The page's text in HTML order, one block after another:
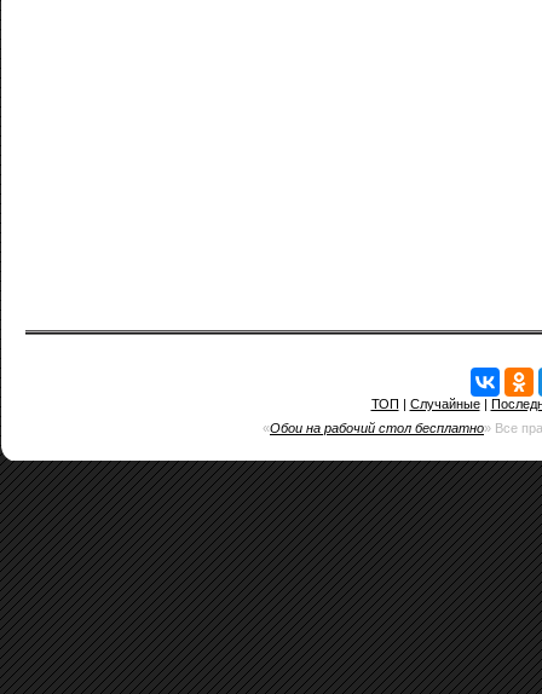
ТОП | Случайные|
«Обои на рабочий стол бесплатно» Все